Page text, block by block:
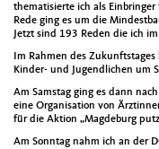
thematisierte ich als
Rede ging es um die
Jetzt sind 193 Reden die ich
Im Rahmen des
Kinder- und Jugendlichen um
Am Samstag ging es dann
eine Organisation von
für die Aktion „Magdeburg
Am Sonntag nahm ich an der